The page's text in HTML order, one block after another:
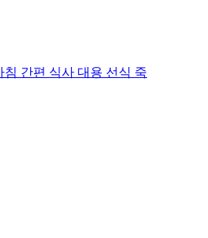
간편 식사 대용 선식 죽